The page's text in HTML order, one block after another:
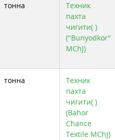
тонна
Техник
пахта
чигити( )
("Bunyodkor"
MChJ)
тонна
Техник
пахта
чигити( )
(Bahor
Chance
Textile МChJ)